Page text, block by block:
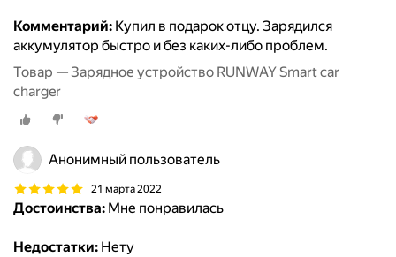
Комментарий: Купил в подарок отцу. Зарядился
аккумулятор быстро и без каких-либо проблем.
Товар — Зарядное устройство RUNWAY Smart car
charger
Анонимный пользователь
21 марта 2022
Достоинства: Мне понравилась
Недостатки: Нету